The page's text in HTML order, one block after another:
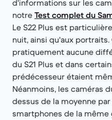
d'informations sur les
notre Test complet du
Le S22 Plus est
nuit, ainsi qu'aux
pratiquement aucune
du S21 Plus et dans
prédécesseur étaient
Néanmoins, les caméras
dessus de la moyenne
smartphones de la même